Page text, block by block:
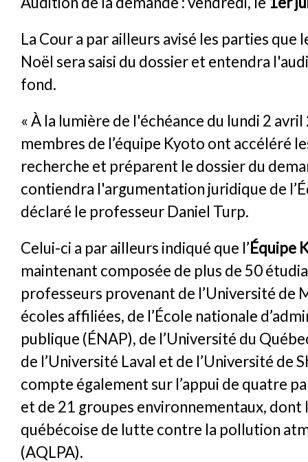
La Cour a par ailleurs avisé les parties que
Noël sera saisi du dossier et entendra
fond.
« À la lumière de l'échéance du lundi 2
membres de l’équipe Kyoto ont accéléré
recherche et préparent le dossier du
contiendra l'argumentation juridique de
déclaré le professeur Daniel Turp.
Celui-ci a par ailleurs indiqué que l’Équipe
maintenant composée de plus de 50
professeurs provenant de l’Université de
écoles affiliées, de l’École nationale
publique (ÉNAP), de l’Université du
de l’Université Laval et de l’Université de
compte également sur l’appui de quatre
et de 21 groupes environnementaux, dont
québécoise de lutte contre la pollution
(AQLPA).